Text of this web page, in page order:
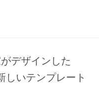
デザインした
しいテンプレート